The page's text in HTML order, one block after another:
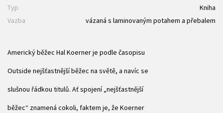
Typ
Kniha
Vazba
vázaná s laminovaným potahem a přebalem
Americký běžec Hal Koerner je podle časopisu
Outside nejšťastnější běžec na světě, a navíc se
slušnou řádkou titulů. Ať spojení „nejšťastnější
běžec“ znamená cokoli, faktem je, že Koerner